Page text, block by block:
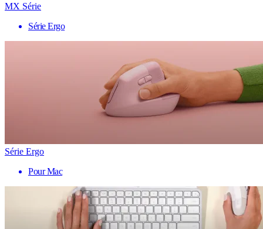
MX Série
Série Ergo
Série Ergo
Pour Mac